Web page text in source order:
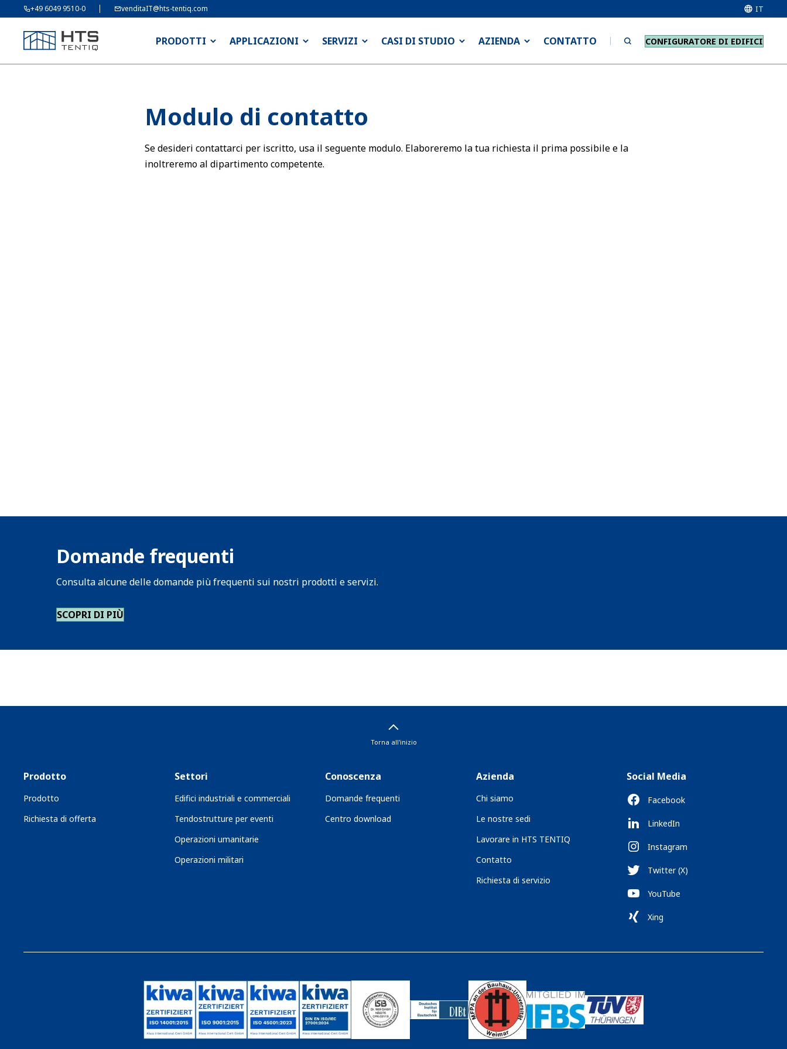
+49 6049 9510-0 venditaIT@hts-tentiq.com IT
PRODOTTI APPLICAZIONI SERVIZI CASI DI STUDIO AZIENDA CONTATTO CONFIGURATORE DI EDIFICI
Modulo di contatto
Se desideri contattarci per iscritto, usa il seguente modulo. Elaboreremo la tua richiesta il prima possibile e la
inoltreremo al dipartimento competente.
Domande frequenti
Consulta alcune delle domande più frequenti sui nostri prodotti e servizi.
SCOPRI DI PIÙ
Torna all'inizio
Prodotto
Prodotto
Richiesta di offerta
Settori
Edifici industriali e commerciali
Tendostrutture per eventi
Operazioni umanitarie
Operazioni militari
Conoscenza
Domande frequenti
Centro download
Azienda
Chi siamo
Le nostre sedi
Lavorare in HTS TENTIQ
Contatto
Richiesta di servizio
Social Media
Facebook
LinkedIn
Instagram
Twitter (X)
YouTube
Xing